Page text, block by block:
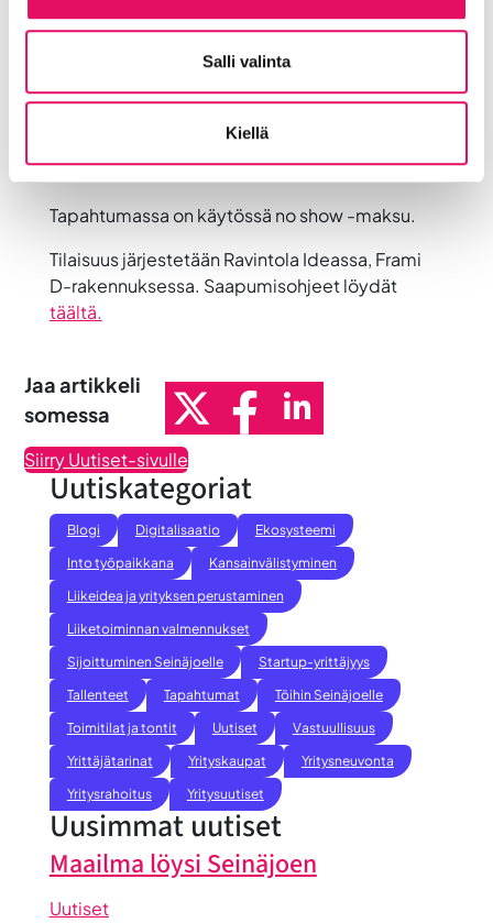
Salli valinta
Kiellä
Tarjolla on:
Luomujuustolla ja Atrian leikkeleillä sekä
kasviksilla täytetty luomusämpylä
Luomujogurttipikarigranolalla ja luomuhunajalla
Reilun kaupan luomukahvia
Luomuteet
Tapahtumassa on käytössä no show -maksu.
Tilaisuus järjestetään Ravintola Ideassa, Frami
D-rakennuksessa. Saapumisohjeet löydät
täältä.
Jaa artikkeli
somessa
Siirry Uutiset-sivulle
Uutiskategoriat
Blogi Digitalisaatio
Ekosysteemi
Into työpaikkana
Kansainvälistyminen
Liikeidea ja yrityksen perustaminen
Liiketoiminnan valmennukset
Sijoittuminen Seinäjoelle
Startup-yrittäjyys
Tallenteet
Tapahtumat
Töihin Seinäjoelle
Toimitilat ja tontit
Uutiset
Vastuullisuus
Yrittäjätarinat
Yrityskaupat
Yritysneuvonta
Yritysrahoitus
Yritysuutiset
Uusimmat uutiset
Maailma löysi Seinäjoen
Uutiset